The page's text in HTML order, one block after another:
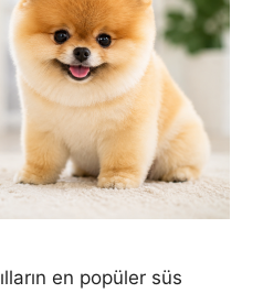
en popüler süs